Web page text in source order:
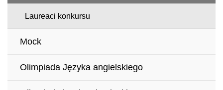
Laureaci konkursu
Mock
Olimpiada Języka angielskiego